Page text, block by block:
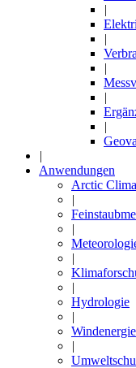
|
|
|
|
|
|
Anwendungen
Arctic
|
|
|
|
Hydrologie
|
Windenergie
|